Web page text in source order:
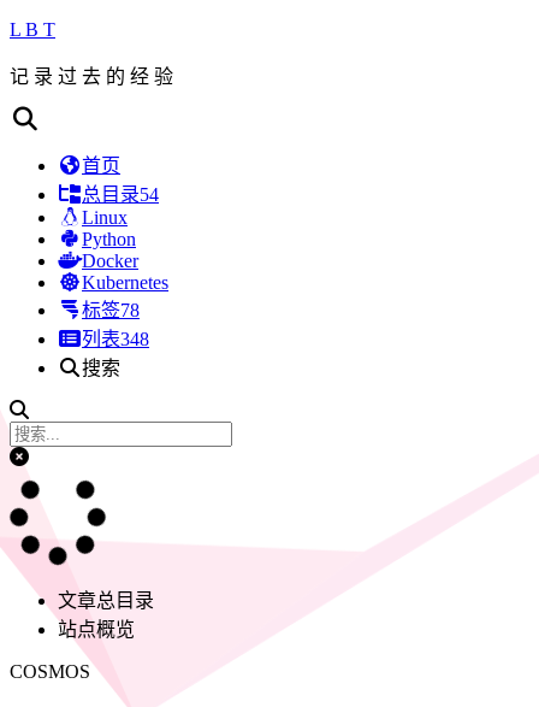
L B T
记 录 过 去 的 经 验
首页
总目录54
Linux
Python
Docker
Kubernetes
标签78
列表348
搜索
文章总目录
站点概览
COSMOS